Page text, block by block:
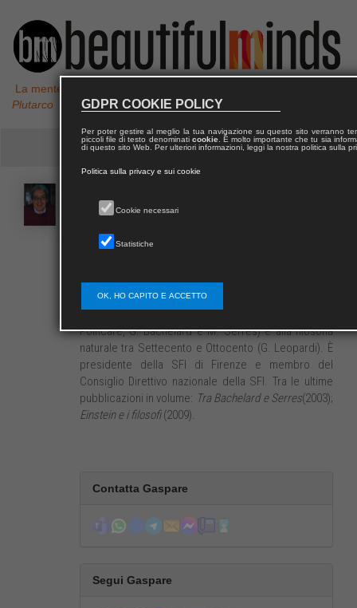
La mente non è un vaso da riempire, ma un fuoco da accendere,
Plutarco
Gaspare
Gaspare Polizzi, già docente a contratto di Storia
filosofia presso l’Università di Firenze, è studioso di
storia del pensiero filosofico e scientifico con
particolare riferimento all’area francese (H.
Poincaré, G. Bachelard e M. Serres) e alla filosofia
naturale tra Settecento e Ottocento (G. Leopardi). È
presidente della SFI di Firenze e membro del
Consiglio Direttivo nazionale della SFI. Tra le ultime
pubblicazioni in volume: Tra Bachelard e Serres(2003);
Einstein e i filosofi(2009).
Contatta Gaspare
Segui Gaspare
GDPR COOKIE POLICY
Per poter gestire al meglio la tua navigazione su questo sito verranno
piccoli file di testo denominati cookie. È molto importante che tu sia
di questo sito Web. Per ulteriori informazioni, leggi la nostra politica sulla
Politica sulla privacy e sui cookie
Cookie necessari
Statistiche
OK, HO CAPITO E ACCETTO